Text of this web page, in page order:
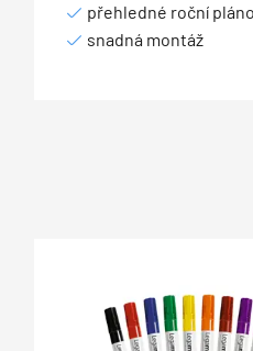
přehledné roční
snadná montáž